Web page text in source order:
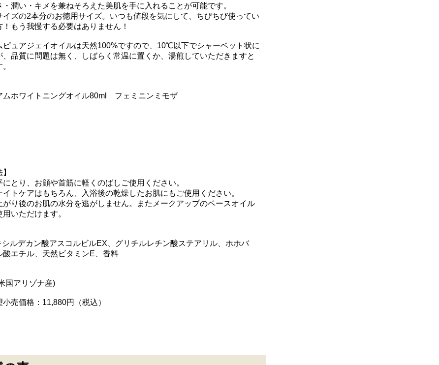
・潤い・キメを兼ねそろえた美肌を手に入れることが可能です。
イズの2本分のお徳用サイズ。いつも値段を気にして、ちびちび使ってい
！もう我慢する必要はありません！
ュアジェイオイルは天然100%ですので、10℃以下でシャーベット状に
、品質に問題は無く、しばらく常温に置くか、湯煎していただきますと
ムホワイトニングオイル80ml フェミニンミモザ
とり、お顔や首筋に軽くのばしご使用ください。
イトケアはもちろん、入浴後の乾燥したお肌にもご使用ください。
がり後のお肌の水分を逃がしません。またメークアップのベースオイル
いただけます。
シルデカン酸アスコルビルEX、グリチルレチン酸ステアリル、ホホバ
酸エチル、天然ビタミンE、香料
国アリゾナ産)
小売価格：11,880円（税込）